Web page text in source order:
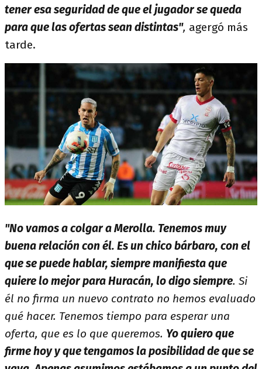
tener esa seguridad de que el jugador se queda
para que las ofertas sean distintas", agergó más
tarde.
"No vamos a colgar a Merolla. Tenemos muy
buena relación con él. Es un chico bárbaro, con el
que se puede hablar, siempre manifiesta que
quiere lo mejor para Huracán, lo digo siempre. Si
él no firma un nuevo contrato no hemos evaluado
qué hacer. Tenemos tiempo para esperar una
oferta, que es lo que queremos. Yo quiero que
firme hoy y que tengamos la posibilidad de que se